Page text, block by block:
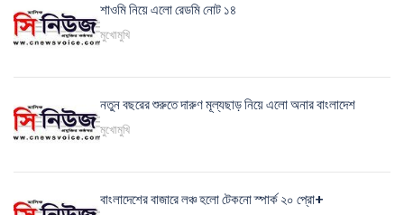
শাওমি নিয়ে এলো রেডমি নোট ১৪
মুখোমুখি
নতুন বছরের শুরুতে দারুণ মূল্যছাড় নিয়ে এলো অনার বাংলাদেশ
মুখোমুখি
বাংলাদেশের বাজারে লঞ্চ হলো টেকনো স্পার্ক ২০ প্রো+